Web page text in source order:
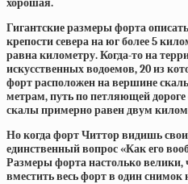
хорошая.
Гигантские размеры форта
крепости севера на юг более 5
равна километру. Когда-то на
искусственных водоемов, 20 из
форт расположен на вершине
метрам, путь по петляющей
скалы примерно равен двум
Но когда форт Читтор видишь
единственный вопрос «Как его
Размеры форта настолько велики,
вместить весь форт в один снимок